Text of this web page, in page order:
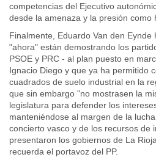
competencias del Ejecutivo
desde la amenaza y la presión como
Finalmente, Eduardo Van den
"ahora" están demostrando los
PSOE y PRC - al plan puesto en
Ignacio Diego y que ya ha permitido
cuadrados de suelo industrial en la
que sin embargo "no mostrasen la
legislatura para defender los
manteniéndose al margen de la
concierto vasco y de los recursos de
presentaron los gobiernos de La
recuerda el portavoz del PP.